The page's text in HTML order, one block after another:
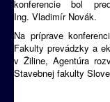
konferencie bol
Ing. Vladimír Novák.
Na príprave
Fakulty prevádzky a
v Žiline, Agentúra
Stavebnej fakulty